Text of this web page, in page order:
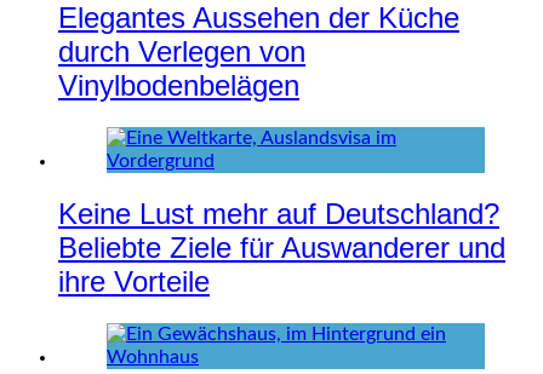
Elegantes Aussehen der Küche
durch Verlegen von
Vinylbodenbelägen
Keine Lust mehr auf Deutschland?
Beliebte Ziele für Auswanderer und
ihre Vorteile